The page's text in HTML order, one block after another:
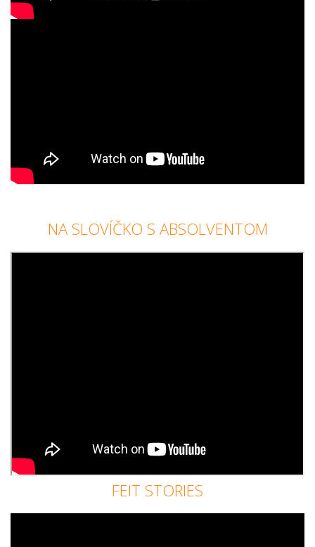
NA SLOVÍČKO S ABSOLVENTOM
FEIT STORIES